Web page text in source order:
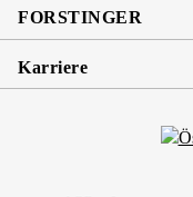
FORSTINGER
Karriere